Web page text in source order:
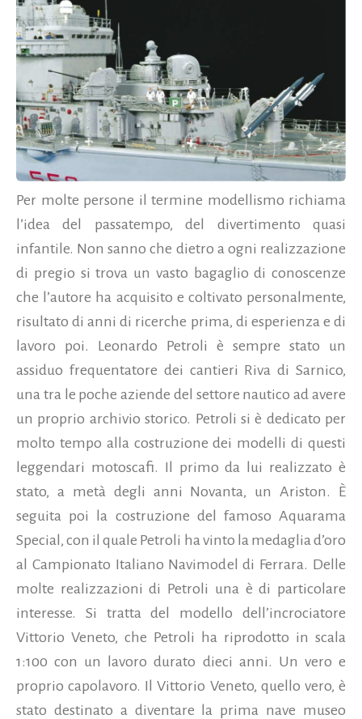
Per molte persone il termine modellismo richiama
l’idea del passatempo, del divertimento quasi
infantile. Non sanno che dietro a ogni realizzazione
di pregio si trova un vasto bagaglio di conoscenze
che l’autore ha acquisito e coltivato personalmente,
risultato di anni di ricerche prima, di esperienza e di
lavoro poi. Leonardo Petroli è sempre stato un
assiduo frequentatore dei cantieri Riva di Sarnico,
una tra le poche aziende del settore nautico ad avere
un proprio archivio storico. Petroli si è dedicato per
molto tempo alla costruzione dei modelli di questi
leggendari motoscafi. Il primo da lui realizzato è
stato, a metà degli anni Novanta, un Ariston. È
seguita poi la costruzione del famoso Aquarama
Special, con il quale Petroli ha vinto la medaglia d’oro
al Campionato Italiano Navimodel di Ferrara. Delle
molte realizzazioni di Petroli una è di particolare
interesse. Si tratta del modello dell’incrociatore
Vittorio Veneto, che Petroli ha riprodotto in scala
1:100 con un lavoro durato dieci anni. Un vero e
proprio capolavoro. Il Vittorio Veneto, quello vero, è
stato destinato a diventare la prima nave museo